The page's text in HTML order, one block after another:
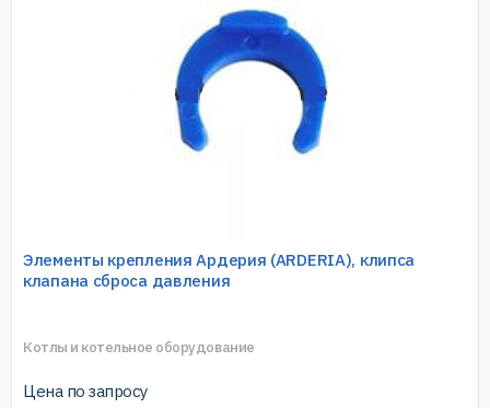
Элементы крепления Ардерия (ARDERIA), клипса
клапана сброса давления
Котлы и котельное оборудование
Цена по запросу